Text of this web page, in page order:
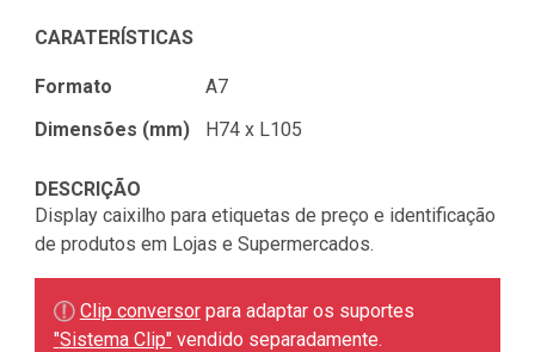
CARATERÍSTICAS
Formato
A7
Dimensões (mm)
H74 x L105
DESCRIÇÃO
Display caixilho para etiquetas de preço e identificação
de produtos em Lojas e Supermercados.
Clip conversorpara adaptar os suportes
"Sistema Clip"vendido separadamente.